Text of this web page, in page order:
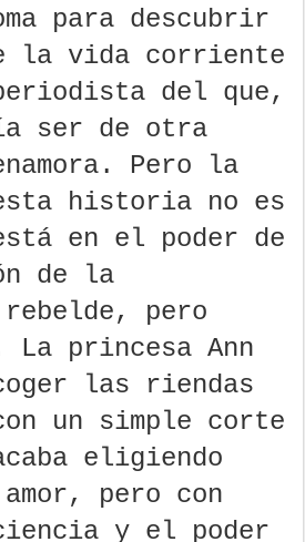
para descubrir
la vida corriente
del que,
ser de otra
Pero la
historia no es
en el poder de
de la
pero
La princesa Ann
las riendas
un simple corte
eligiendo
pero con
y el poder